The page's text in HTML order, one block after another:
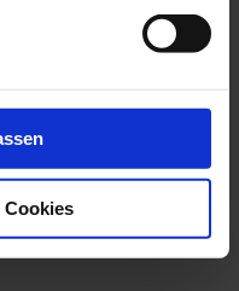
like these